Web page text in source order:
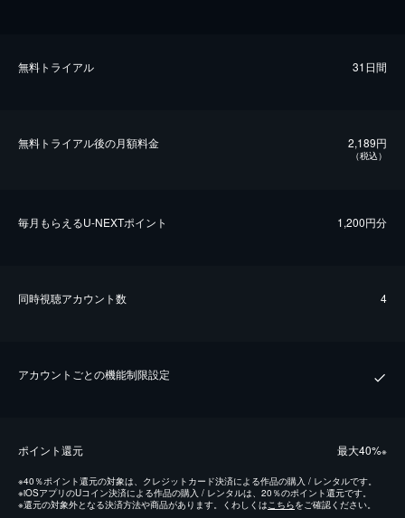
無料トライアル 31日間
無料トライアル後の⽉額料金 2,189円
（税込）
毎⽉もらえるU-NEXTポイント 1,200円分
同時視聴アカウント数 4
アカウントごとの機能制限設定
ポイント還元 最⼤40%※
※40％ポイント還元の対象は、クレジットカード決済による作品の購入 / レンタルです。
※iOSアプリのUコイン決済による作品の購入 / レンタルは、20％のポイント還元です。
※還元の対象外となる決済方法や商品があります。くわしくはこちらをご確認ください。